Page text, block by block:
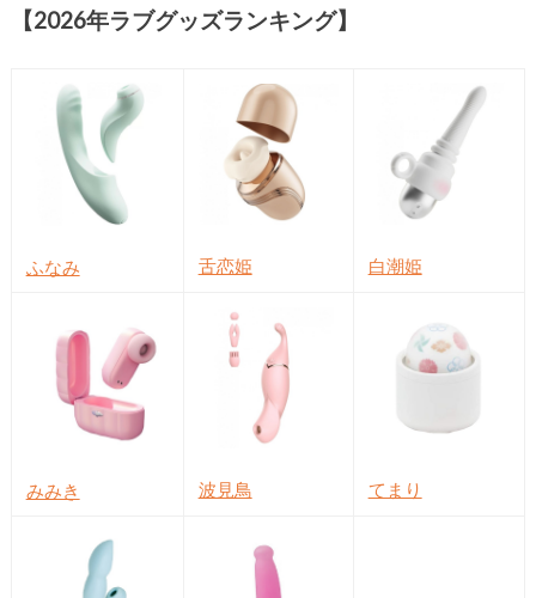
【2026年ラブグッズランキング】
ふなみ 舌恋姫 白潮姫
みみき 波見鳥 てまり